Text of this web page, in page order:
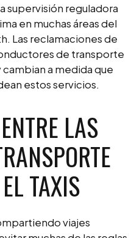
supervisión reguladora
en muchas áreas del
Las reclamaciones de
de transporte
a medida que
estos servicios.
LAS
TAXIS
viajes